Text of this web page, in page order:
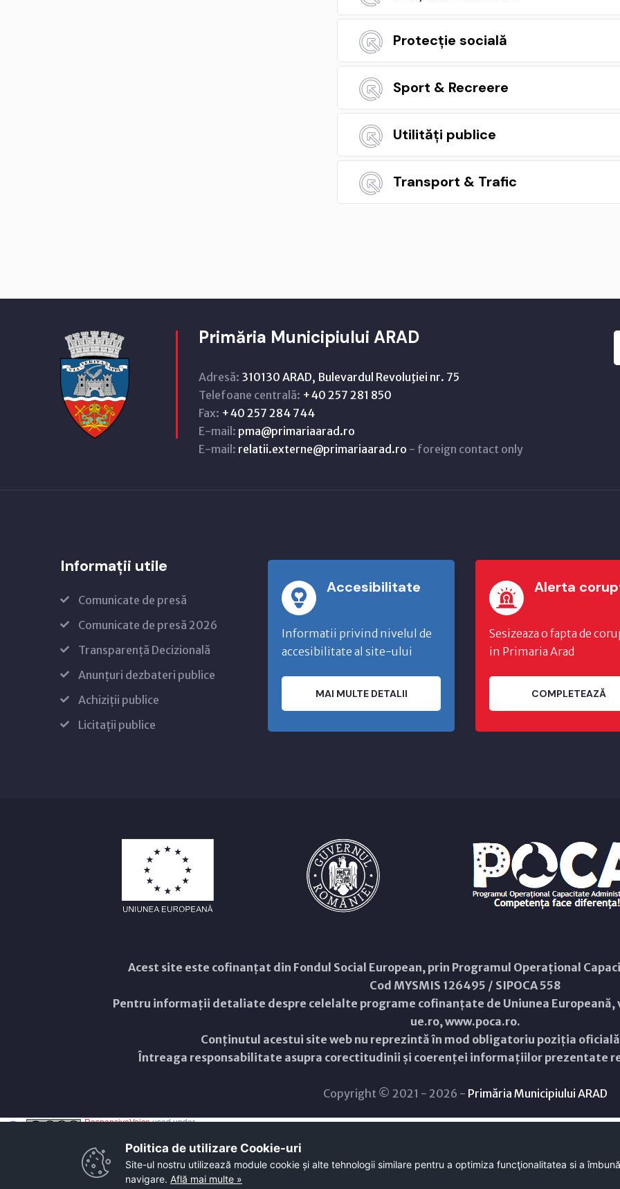
Protecție socială
Sport & Recreere
Utilități publice
Transport & Trafic
Primăria Municipiului ARAD
Adresă: 310130 ARAD, Bulevardul Revoluţiei nr. 75
Telefoane centrală: +40 257 281 850
Fax: +40 257 284 744
E-mail: pma@primariaarad.ro
E-mail: relatii.externe@primariaarad.ro - foreign contact only
Informații utile
Comunicate de presă
Comunicate de presă 2026
Transparență Decizională
Anunțuri dezbateri publice
Achiziții publice
Licitații publice
Accesibilitate
Informatii privind nivelul de
accesibilitate al site-ului
MAI MULTE DETALII
Alerta
Sesizeaza o fapta de
in Primaria Arad
COMPLETEAZĂ
Acest site este cofinanțat din Fondul Social European, prin Programul Operațional
Cod MYSMIS 126495 / SIPOCA 558
Pentru informații detaliate despre celelalte programe cofinanțate de Uniunea
ue.ro,www.poca.ro.
Conținutul acestui site web nu reprezintă în mod obligatoriu poziția oficială
Întreaga responsabilitate asupra corectitudinii și coerenței informațiilor prezentate
Copyright © 2021 - 2026 - Primăria Municipiului ARAD
ResponsiveVoice used under
Politica de utilizare Cookie-uri‎
Site-ul nostru utilizează module cookie și alte tehnologii similare pentru a optimiza funcţionalitatea si a
navigare. Află mai multe »